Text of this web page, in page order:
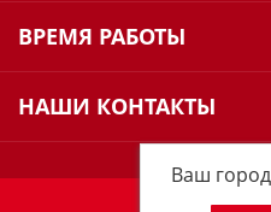
Ваш
ВРЕМЯ РАБОТЫ
НАШИ КОНТАКТЫ